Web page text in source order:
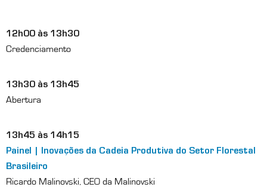
12h00 às 13h30
Credenciamento
13h30 às 13h45
Abertura
13h45 às 14h15
Painel | Inovações da Cadeia Produtiva do Setor Florestal
Brasileiro
Ricardo Malinovski, CEO da Malinovski